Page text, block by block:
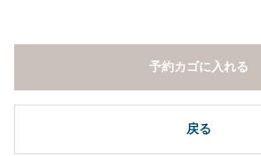
戻る
予約カゴに入れる